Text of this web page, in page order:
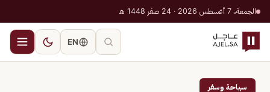
الجمعة، 7 أغسطس 2026 · 24 صفر 1448 هـ
EN
سياحة وسفر